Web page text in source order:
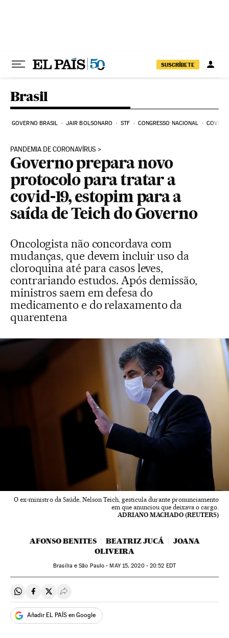
SUSCRÍBETE
Brasil
GOVERNO BRASIL JAIR BOLSONARO STF CONGRESSO NACIONAL COVID-
PANDEMIA DE CORONAVÍRUS
Governo prepara novo
protocolo para tratar a
covid-19, estopim para a
saída de Teich do Governo
Oncologista não concordava com
mudanças, que devem incluir uso da
cloroquina até para casos leves,
contrariando estudos. Após demissão,
ministros saem em defesa do
medicamento e do relaxamento da
quarentena
O ex-ministro da Saúde, Nelson Teich, gesticula durante pronunciamento
em que anunciou que deixava o cargo.
ADRIANO MACHADO (REUTERS)
AFONSO BENITES BEATRIZ JUCÁ
JOANA
OLIVEIRA
Brasília e São Paulo -MAY15, 2020 - 20:52 EDT
Compartir en Whatsapp
Compartir en Facebook
Compartir en Twitter
Desplegar Redes Sociales
Añadir EL PAÍS en Google